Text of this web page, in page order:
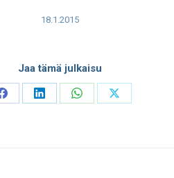
18.1.2015
Jaa tämä julkaisu
Share
Share
Share
Share